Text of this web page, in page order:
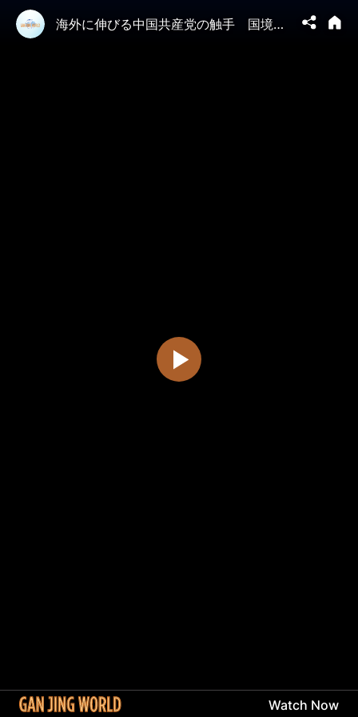
海外に伸びる中国共産党の触手 国境を越えた監視と口止めの技術
Watch Now